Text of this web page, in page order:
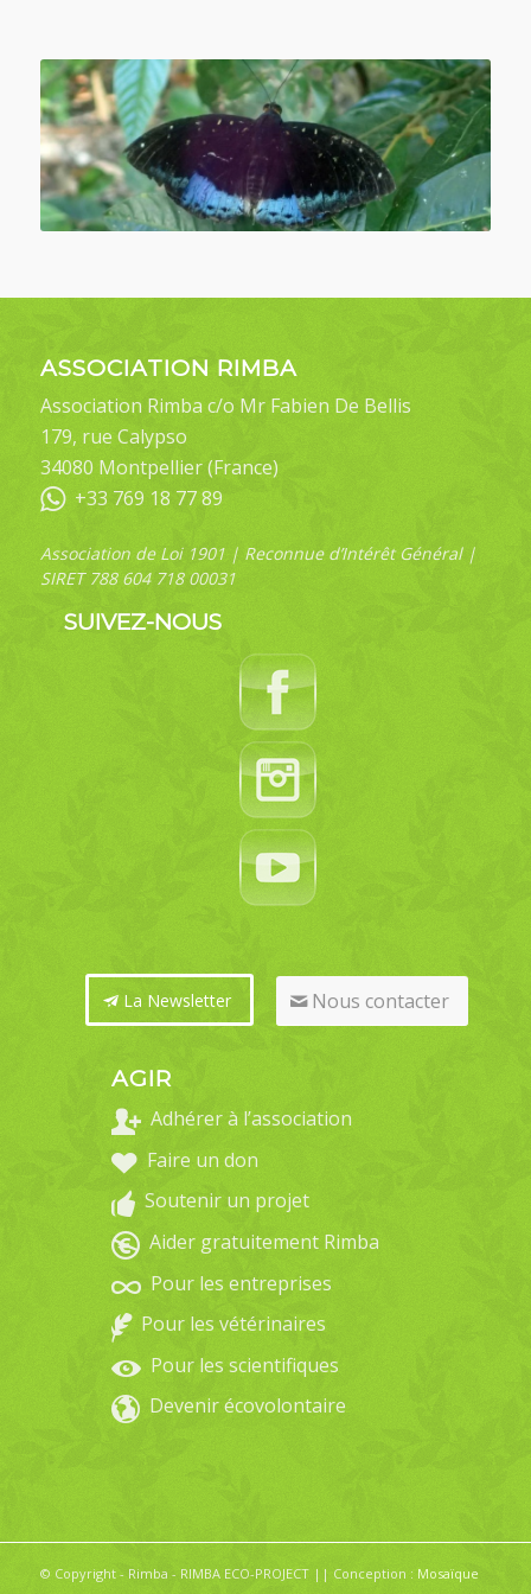
ASSOCIATION RIMBA
Association Rimba c/o Mr Fabien De Bellis
179, rue Calypso
34080 Montpellier (France)
+33 769 18 77 89
Association de Loi 1901 | Reconnue d’Intérêt Général |
SIRET 788 604 718 00031
SUIVEZ-NOUS
La Newsletter Nous contacter
AGIR
Adhérer à l’association
Faire un don
Soutenir un projet
Aider gratuitement Rimba
Pour les entreprises
Pour les vétérinaires
Pour les scientifiques
Devenir écovolontaire
© Copyright - Rimba - RIMBA ECO-PROJECT || Conception : Mosaïque